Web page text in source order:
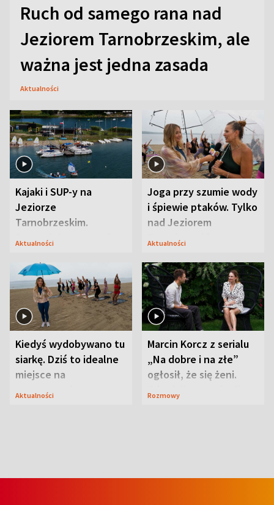
Ruch od samego rana nad
Jeziorem Tarnobrzeskim, ale
ważna jest jedna zasada
Aktualności
Kajaki i SUP-y na
Jeziorze
Tarnobrzeskim.
Przyrodnicy zwracają
Aktualności
Joga przy szumie wody
i śpiewie ptaków. Tylko
nad Jeziorem
Tarnobrzeskim
Aktualności
Kiedyś wydobywano tu
siarkę. Dziś to idealne
miejsce na
wypoczynek
Aktualności
Marcin Korcz z serialu
„Na dobre i na złe”
ogłosił, że się żeni.
Zdradził, co zmienił
Rozmowy